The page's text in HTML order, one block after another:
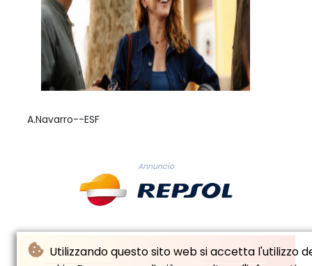
Utilizzando questo sito web si accetta l'utilizzo
A.Navarro--ESF
Annuncio